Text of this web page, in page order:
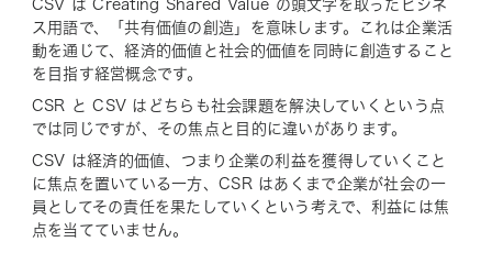
CSV は Creating Shared Value の頭文字を取ったビジネ
ス用語で、「共有価値の創造」を意味します。これは企業活
動を通じて、経済的価値と社会的価値を同時に創造すること
を目指す経営概念です。
CSR と CSV はどちらも社会課題を解決していくという点
では同じですが、その焦点と目的に違いがあります。
CSV は経済的価値、つまり企業の利益を獲得していくこと
に焦点を置いている一方、CSR はあくまで企業が社会の一
員としてその責任を果たしていくという考えで、利益には焦
点を当てていません。